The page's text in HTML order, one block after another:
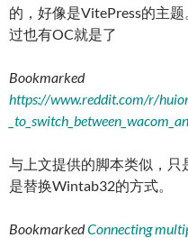
的，好像是VitePress的主
过也有OC就是了
Bookmarked
https://www.reddit.com/r/
与上文提供的脚本类似，
是替换Wintab32的方式。
BookmarkedConnecting